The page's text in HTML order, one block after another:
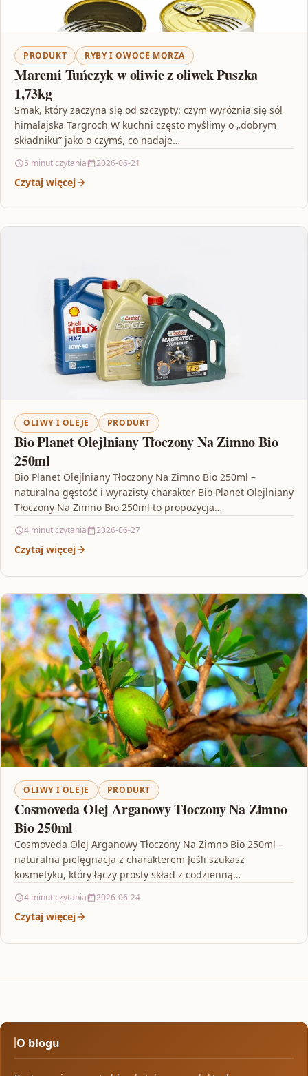
PRODUKT RYBY I OWOCE MORZA
Maremi Tuńczyk w oliwie z oliwek Puszka
1,73kg
Smak, który zaczyna się od szczypty: czym wyróżnia się sól
himalajska Targroch W kuchni często myślimy o „dobrym
składniku” jako o czymś, co nadaje…
5 minut czytania 2026-06-21
Czytaj więcej
OLIWY I OLEJE PRODUKT
Bio Planet Olejlniany Tłoczony Na Zimno Bio
250ml
Bio Planet Olejlniany Tłoczony Na Zimno Bio 250ml –
naturalna gęstość i wyrazisty charakter Bio Planet Olejlniany
Tłoczony Na Zimno Bio 250ml to propozycja…
4 minut czytania 2026-06-27
Czytaj więcej
OLIWY I OLEJE PRODUKT
Cosmoveda Olej Arganowy Tłoczony Na Zimno
Bio 250ml
Cosmoveda Olej Arganowy Tłoczony Na Zimno Bio 250ml –
naturalna pielęgnacja z charakterem Jeśli szukasz
kosmetyku, który łączy prosty skład z codzienną
4 minut czytania 2026-06-24
Czytaj więcej
O blogu